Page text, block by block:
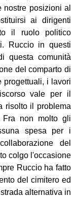
posizioni al
ai dirigenti
il ruolo politico
Ruccio in questi
questa comunità
del comparto di
progettuali, i lavori
vale per il
risolto il problema
Fra non molto gli
spesa per i
del
colgo l'occasione
Ruccio ha fatto
del cimitero ed
alternativa in